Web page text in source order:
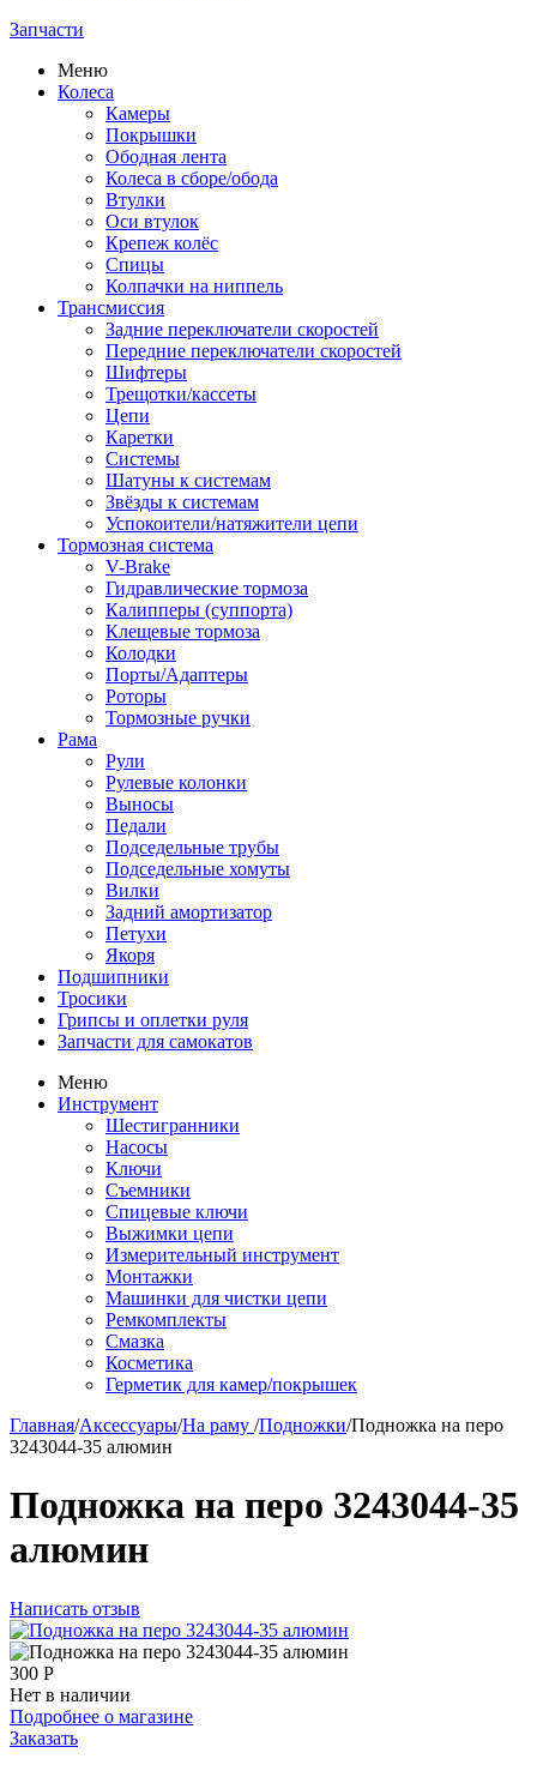
Запчасти
Меню
Колеса
Камеры
Покрышки
Ободная лента
Колеса в сборе/обода
Втулки
Оси втулок
Крепеж колёс
Спицы
Колпачки на ниппель
Трансмиссия
Задние переключатели скоростей
Передние переключатели скоростей
Шифтеры
Трещотки/кассеты
Цепи
Каретки
Системы
Шатуны к системам
Звёзды к системам
Успокоители/натяжители цепи
Тормозная система
V-Brake
Гидравлические тормоза
Калипперы (суппорта)
Клещевые тормоза
Колодки
Порты/Адаптеры
Роторы
Тормозные ручки
Рама
Рули
Рулевые колонки
Выносы
Педали
Подседельные трубы
Подседельные хомуты
Вилки
Задний амортизатор
Петухи
Якоря
Подшипники
Тросики
Грипсы и оплетки руля
Запчасти для самокатов
Меню
Инструмент
Шестигранники
Насосы
Ключи
Съемники
Спицевые ключи
Выжимки цепи
Измерительный инструмент
Монтажки
Машинки для чистки цепи
Ремкомплекты
Смазка
Косметика
Герметик для камер/покрышек
Главная/Аксессуары/На раму /Подножки/Подножка на перо
3243044-35 алюмин
Подножка на перо 3243044-35
алюмин
Написать отзыв
300 Р
Нет в наличии
Подробнее о магазине
Заказать